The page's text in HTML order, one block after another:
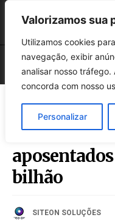
Valorizamos sua
Utilizamos cookies
navegação, exibir
analisar nosso tráfego.
concorda com nosso
Personalizar
Fraudes no
bilhão
SITEON SOLUÇÕES